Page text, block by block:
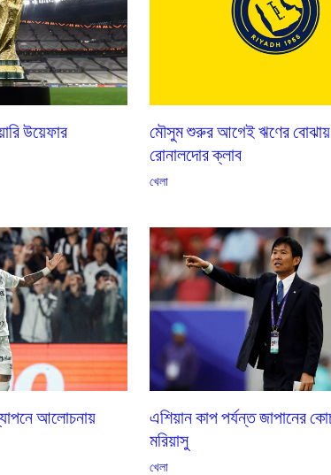
উয়েফার
মৌসুম শুরুর আগেই ঋণের বোঝায়
রোনালদোর ক্লাব
খেলা
আলোচনায়
এশিয়ান কাপ পর্যন্ত জাপানের
মরিয়াসু
খেলা